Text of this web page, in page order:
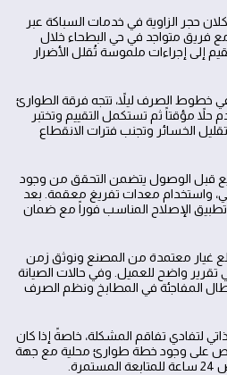
حجر الزاوية في خدمات السباكة عبر
الرياض 24 ساعة، مع فريق متواجد في حي البطحاء خلال
إلى إجراءات ملموسة تُقلل الأضرار
خطوط الصرف ليلاً، تتجه فرقة الطوارئ
20 دقيقة وتقدم حلاً مؤقتاً ثم تستكمل التقييم وتختبر
الخسائر وتجنب فترات الانقطاع
قبل الوصول يتضمن التحقق من وجود
واستخدام معدات تفريغ معقمة. بعد
الإصلاح المناسب فوراً مع ضمان
غيار معتمدة من المصنع ونوثق زمن
تقرير واضح للعميل. وفي حالات الصيانة
المفاجئة في المطابخ ونظم الصرف
لتفادي تفاقم المشكلة، خاصةً إذا كان
على وجود خطة طوارئ محلية مع جهة